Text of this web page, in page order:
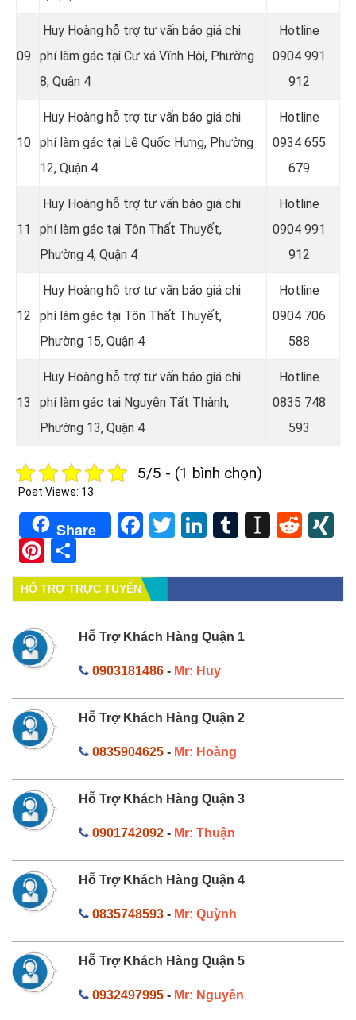
09
Huy Hoàng hỗ trợ tư vấn báo giá chi
phí làm gác tại Cư xá Vĩnh Hội, Phường
8, Quận 4
Hotline
0904 991
912
10
Huy Hoàng hỗ trợ tư vấn báo giá chi
phí làm gác tại Lê Quốc Hưng, Phường
12, Quận 4
Hotline
0934 655
679
11
Huy Hoàng hỗ trợ tư vấn báo giá chi
phí làm gác tại Tôn Thất Thuyết,
Phường 4, Quận 4
Hotline
0904 991
912
12
Huy Hoàng hỗ trợ tư vấn báo giá chi
phí làm gác tại Tôn Thất Thuyết,
Phường 15, Quận 4
Hotline
0904 706
588
13
Huy Hoàng hỗ trợ tư vấn báo giá chi
phí làm gác tại Nguyễn Tất Thành,
Phường 13, Quận 4
Hotline
0835 748
593
5/5 - (1 bình chọn)
Post Views: 13
Share Facebook
TwitterLinkedIn
Tumblr
Pinterest
HỔ TRỢ TRỰC TUYẾN
Hỗ Trợ Khách Hàng Quận 1
0903181486- Mr: Huy
Hỗ Trợ Khách Hàng Quận 2
0835904625- Mr: Hoàng
Hỗ Trợ Khách Hàng Quận 3
0901742092- Mr: Thuận
Hỗ Trợ Khách Hàng Quận 4
0835748593- Mr: Quỳnh
Hỗ Trợ Khách Hàng Quận 5
0932497995- Mr: Nguyên